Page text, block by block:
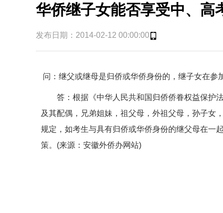
华侨继子女能否享受中、高
发布日期：2014-02-12 00:00:00
问：继父或继母是归侨或华侨身份的，继子女在参
答：根据《中华人民共和国归侨侨眷权益保护法
及其配偶，兄弟姐妹，祖父母，外祖父母，孙子女
规定，如考生与具有归侨或华侨身份的继父母在一
策。(来源：安徽外侨办网站)